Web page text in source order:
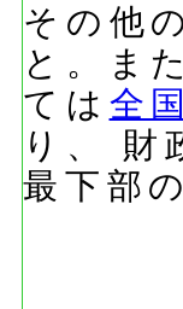
その他
と。ま
ては 全
り、 財
最下部